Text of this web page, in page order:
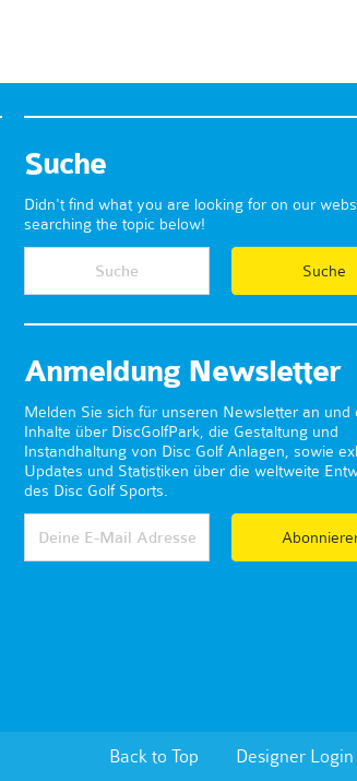
Suche
Didn't find what you are looking for on our
searching the topic below!
Anmeldung Newsletter
Melden Sie sich für unseren Newsletter an und
Inhalte über DiscGolfPark, die Gestaltung und
Instandhaltung von Disc Golf Anlagen, sowie
Updates und Statistiken über die weltweite
des Disc Golf Sports.
Back to Top Designer Login